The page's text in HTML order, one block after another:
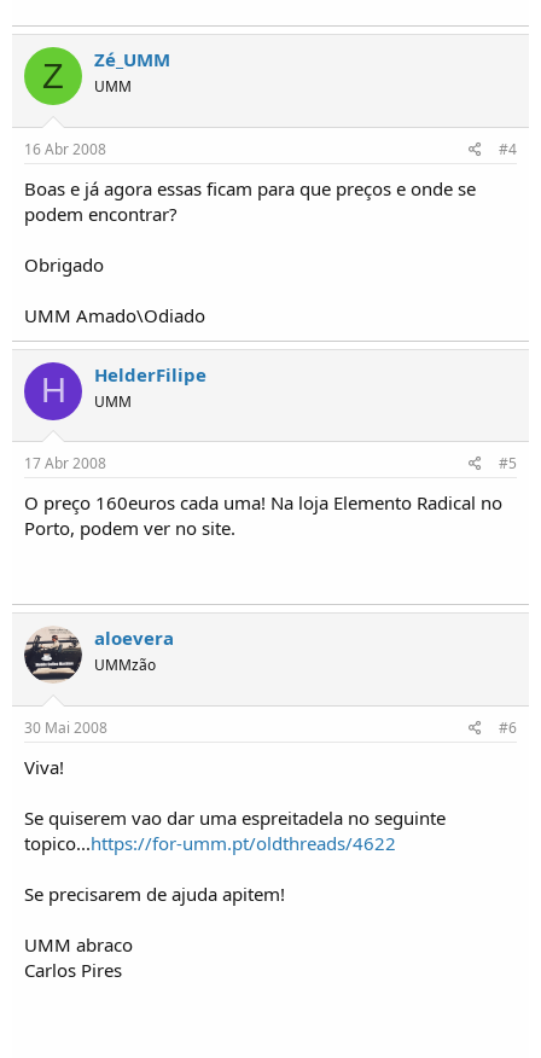
Z Zé_UMM
UMM
16 Abr 2008 #4
Boas e já agora essas ficam para que preços e onde se
podem encontrar?
Obrigado
UMM Amado\Odiado
H HelderFilipe
UMM
17 Abr 2008 #5
O preço 160euros cada uma! Na loja Elemento Radical no
Porto, podem ver no site.
aloevera
UMMzão
30 Mai 2008 #6
Viva!
Se quiserem vao dar uma espreitadela no seguinte
topico...https://for-umm.pt/oldthreads/4622
Se precisarem de ajuda apitem!
UMM abraco
Carlos Pires